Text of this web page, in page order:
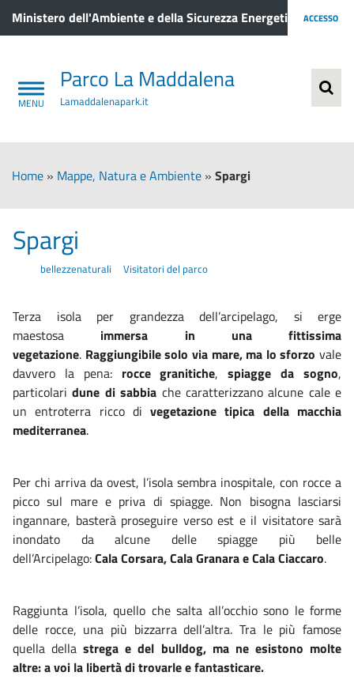
Ministero dell'Ambiente e della Sicurezza Energetica ACCESSO
Parco La Maddalena
Lamaddalenapark.it
Home » Mappe, Natura e Ambiente » Spargi
Spargi
bellezzenaturali Visitatori del parco
Terza isola per grandezza dell’arcipelago, si erge
maestosa immersa in una fittissima
vegetazione. Raggiungibile solo via mare, ma lo sforzo vale
davvero la pena: rocce granitiche,spiagge da sogno,
particolaridune di sabbia che caratterizzano alcune cale e
un entroterra ricco divegetazione tipica della macchia
mediterranea.
Per chi arriva da ovest, l’isola sembra inospitale, con rocce a
picco sul mare e priva di spiagge. Non bisogna lasciarsi
ingannare, basterà proseguire verso est e il visitatore sarà
inondato da alcune delle spiagge più belle
dell’Arcipelago:Cala Corsara, Cala Granara e Cala Ciaccaro.
Raggiunta l’isola, quello che salta all’occhio sono le forme
delle rocce, una più bizzarra dell’altra. Tra le più famose
quella dellastrega e del bulldog, ma ne esistono molte
altre: a voi la libertà di trovarle e fantasticare.